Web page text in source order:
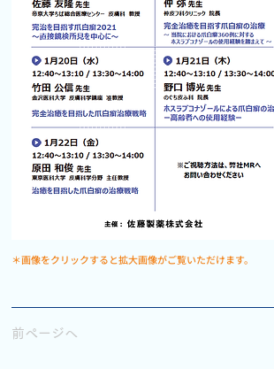
＊画像をクリックすると拡大画像がご覧いただけます。
前ページへ